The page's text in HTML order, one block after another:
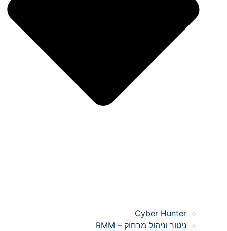
Cyber Hunter
ניטור וניהול מרחוק – RMM